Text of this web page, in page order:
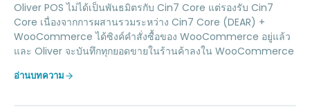
Oliver POS ไม่ได้เป็นพันธมิตรกับ Cin7 Core แต่รองรับ Cin7
Core เนื่องจากการผสานรวมระหว่าง Cin7 Core (DEAR) +
WooCommerce ได้ซิงค์คำสั่งซื้อของ WooCommerce อยู่แล้ว
และ Oliver จะบันทึกทุกยอดขายในร้านค้าลงใน WooCommerce
อ่านบทความ